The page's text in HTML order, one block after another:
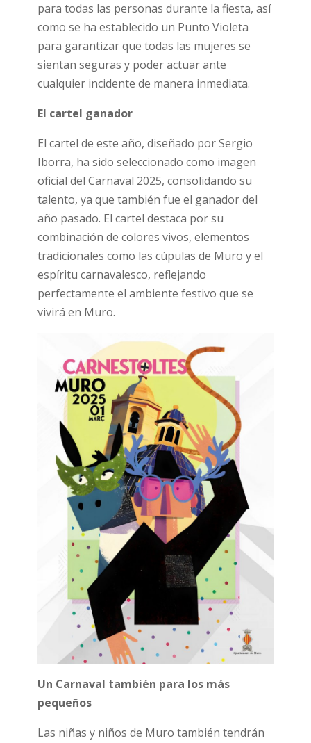
para todas las personas durante la fiesta, así
como se ha establecido un Punto Violeta
para garantizar que todas las mujeres se
sientan seguras y poder actuar ante
cualquier incidente de manera inmediata.
El cartel ganador
El cartel de este año, diseñado por Sergio
Iborra, ha sido seleccionado como imagen
oficial del Carnaval 2025, consolidando su
talento, ya que también fue el ganador del
año pasado. El cartel destaca por su
combinación de colores vivos, elementos
tradicionales como las cúpulas de Muro y el
espíritu carnavalesco, reflejando
perfectamente el ambiente festivo que se
vivirá en Muro.
Un Carnaval también para los más
pequeños
Las niñas y niños de Muro también tendrán